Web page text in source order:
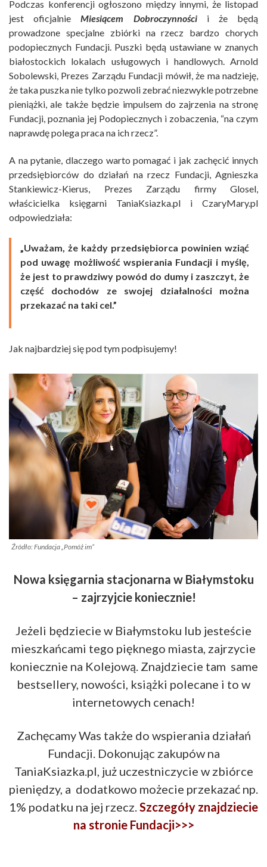
Podczas konferencji ogłoszono między innymi, że listopad
jest oficjalnieMiesiącem Dobroczynności
i że będą
prowadzone specjalne zbiórki na rzecz bardzo chorych
podopiecznych Fundacji. Puszki będą ustawiane w znanych
białostockich lokalach usługowych i handlowych. Arnold
Sobolewski, Prezes Zarządu Fundacji mówił, że ma nadzieję,
że taka puszka nie tylko pozwoli zebrać niezwykle potrzebne
pieniążki, ale także będzie impulsem do zajrzenia na stronę
Fundacji, poznania jej Podopiecznych i zobaczenia, “na czym
naprawdę polega praca na ich rzecz”.
A na pytanie, dlaczego warto pomagać i jak zachęcić innych
przedsiębiorców do działań na rzecz Fundacji, Agnieszka
Stankiewicz-Kierus, Prezes Zarządu firmy Glosel,
właścicielka księgarni TaniaKsiazka.pl i CzaryMary.pl
odpowiedziała:
„Uważam, że każdy przedsiębiorca powinien wziąć
pod uwagę możliwość wspierania Fundacji i myślę,
że jest to prawdziwy powód do dumy i zaszczyt, że
część dochodów ze swojej działalności można
przekazać na taki cel.”
Jak najbardziej się pod tym podpisujemy!
Źródło: Fundacja „Pomóż im”
Nowa księgarnia stacjonarna w Białymstoku
– zajrzyjcie koniecznie!
Jeżeli będziecie w Białymstoku lub jesteście
mieszkańcami tego pięknego miasta, zajrzycie
koniecznie na Kolejową. Znajdziecie tam same
bestsellery, nowości, książki polecane i to w
internetowych cenach!
Zachęcamy Was także do wspierania działań
Fundacji. Dokonując zakupów na
TaniaKsiazka.pl, już uczestniczycie w zbiórce
pieniędzy, a dodatkowo możecie przekazać np.
1% podatku na jej rzecz.Szczegóły znajdziecie
na stronie Fundacji>>>